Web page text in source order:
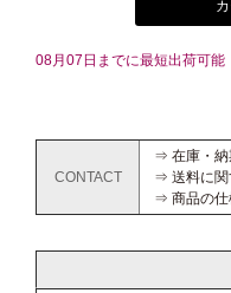
08月07日までに最短出荷可能
CONTACT
⇒ 在庫・納
⇒ 送料に関
⇒ 商品の仕